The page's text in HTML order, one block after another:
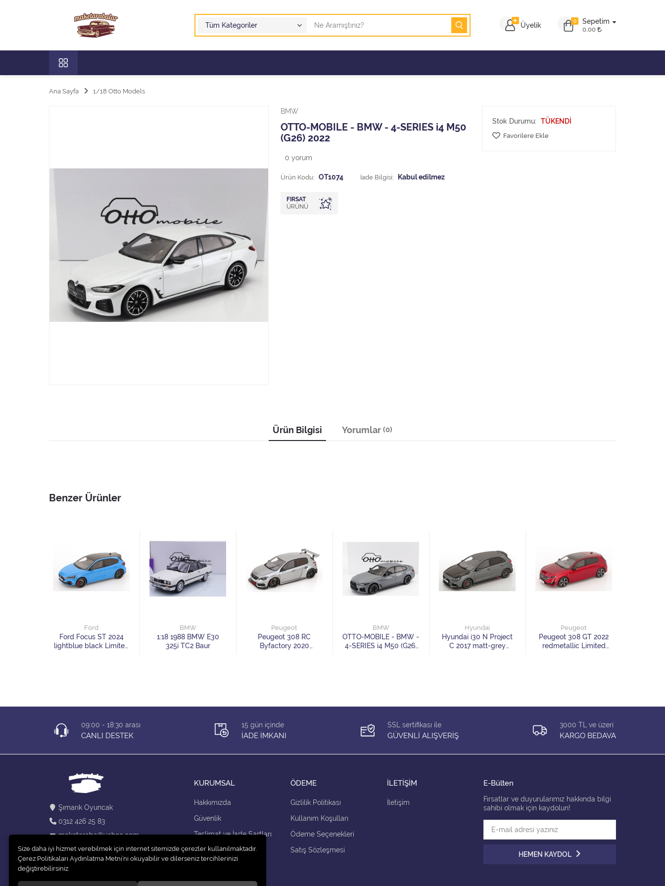
0 Sepetim
0,00
Üyelik
Ana Sayfa 1/18 Otto Models
BMW
OTTO-MOBILE - BMW - 4-SERIES i4 M50
(G26) 2022
0 yorum
Ürün Kodu: OT1074 İade Bilgisi:
FIRSAT
ÜRÜNÜ
Stok Durumu:
TÜKENDİ
Favorilere Ekle
Ürün Bilgisi Yorumlar (0)
Benzer Ürünler
Ford
Ford Focus ST 2024
lightblue black Limited
BMW
1:18 1988 BMW E30
325i TC2 Baur
Peugeot
Peugeot 308 RC
Byfactory 2020
BMW
OTTO-MOBILE - BMW -
4-SERIES i4 M50 (G26)
Hyundai
Hyundai i30 N Project
C 2017 matt-grey
Peugeot
Peugeot 308 GT 2022
redmetallic Limited
09:00 - 18:30 arası
CANLI DESTEK
15 gün içinde
İADE İMKANI
SSL sertifikası ile
GÜVENLİ ALIŞVERİŞ
3000 TL ve üzeri
KARGO BEDAVA
Şımarık Oyuncak
0312 426 25 83
maketaraba@yahoo.com
E-Bülten
Fırsatlar ve duyurularımız hakkında bilgi
sahibi olmak için kaydolun!
HEMEN KAYDOL
KURUMSAL
Hakkımızda
Güvenlik
Teslimat ve İade Şartları
Kargo Seçenekleri
ÖDEME
Gizlilik Politikası
Kullanım Koşulları
Ödeme Seçenekleri
Satış Sözleşmesi
İLETİŞİM
İletişim
Size daha iyi hizmet verebilmek için internet sitemizde çerezler kullanılmaktadır.
Çerez Politikaları Aydınlatma Metni’ni okuyabilir ve dilerseniz tercihlerinizi
değiştirebilirsiniz.